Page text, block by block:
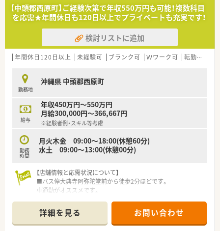
【中頭郡西原町】ご経験次第で年収550万円も可能！複数科目
を応需★年間休日も120日以上でプライベートも充実です！
検討リストに追加
年間休日120日以上 未経験可 ブランク可 Ｗワーク可 転勤なし
勤務地
沖縄県 中頭郡西原町
給与
年収450万円～550万円
月給300,000円～366,667円
※経験者例・スキル等考慮
勤務
時間
月火木金 09:00～18:00(休憩60分)
水土 09:00～13:00(休憩00分)
【店舗情報と応需状況について】
■バス停大典寺阿弥陀堂前から徒歩2分ほどです。
車通勤がオススメです。
方箋は月に約500枚を応需しております。
■現在は薬剤師1名と医療事務1名が在籍しており、少人数でア
ットホームな雰囲気の中で働けます。
詳細を見る お問い合わせ